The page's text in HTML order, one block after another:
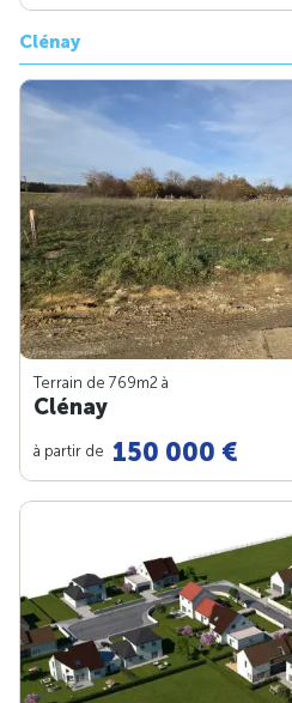
Clénay
Terrain de 769m2 à
Clénay
à partir de 150 000 €